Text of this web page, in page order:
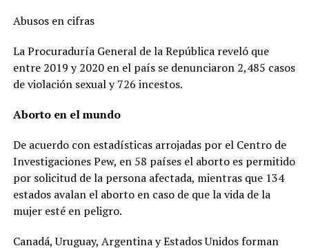
Abusos en cifras
La Procuraduría General de la República reveló que
entre 2019 y 2020 en el país se denunciaron 2,485 casos
de violación sexual y 726 incestos.
Aborto en el mundo
De acuerdo con estadísticas arrojadas por el Centro de
Investigaciones Pew, en 58 países el aborto es permitido
por solicitud de la persona afectada, mientras que 134
estados avalan el aborto en caso de que la vida de la
mujer esté en peligro.
Canadá, Uruguay, Argentina y Estados Unidos forman